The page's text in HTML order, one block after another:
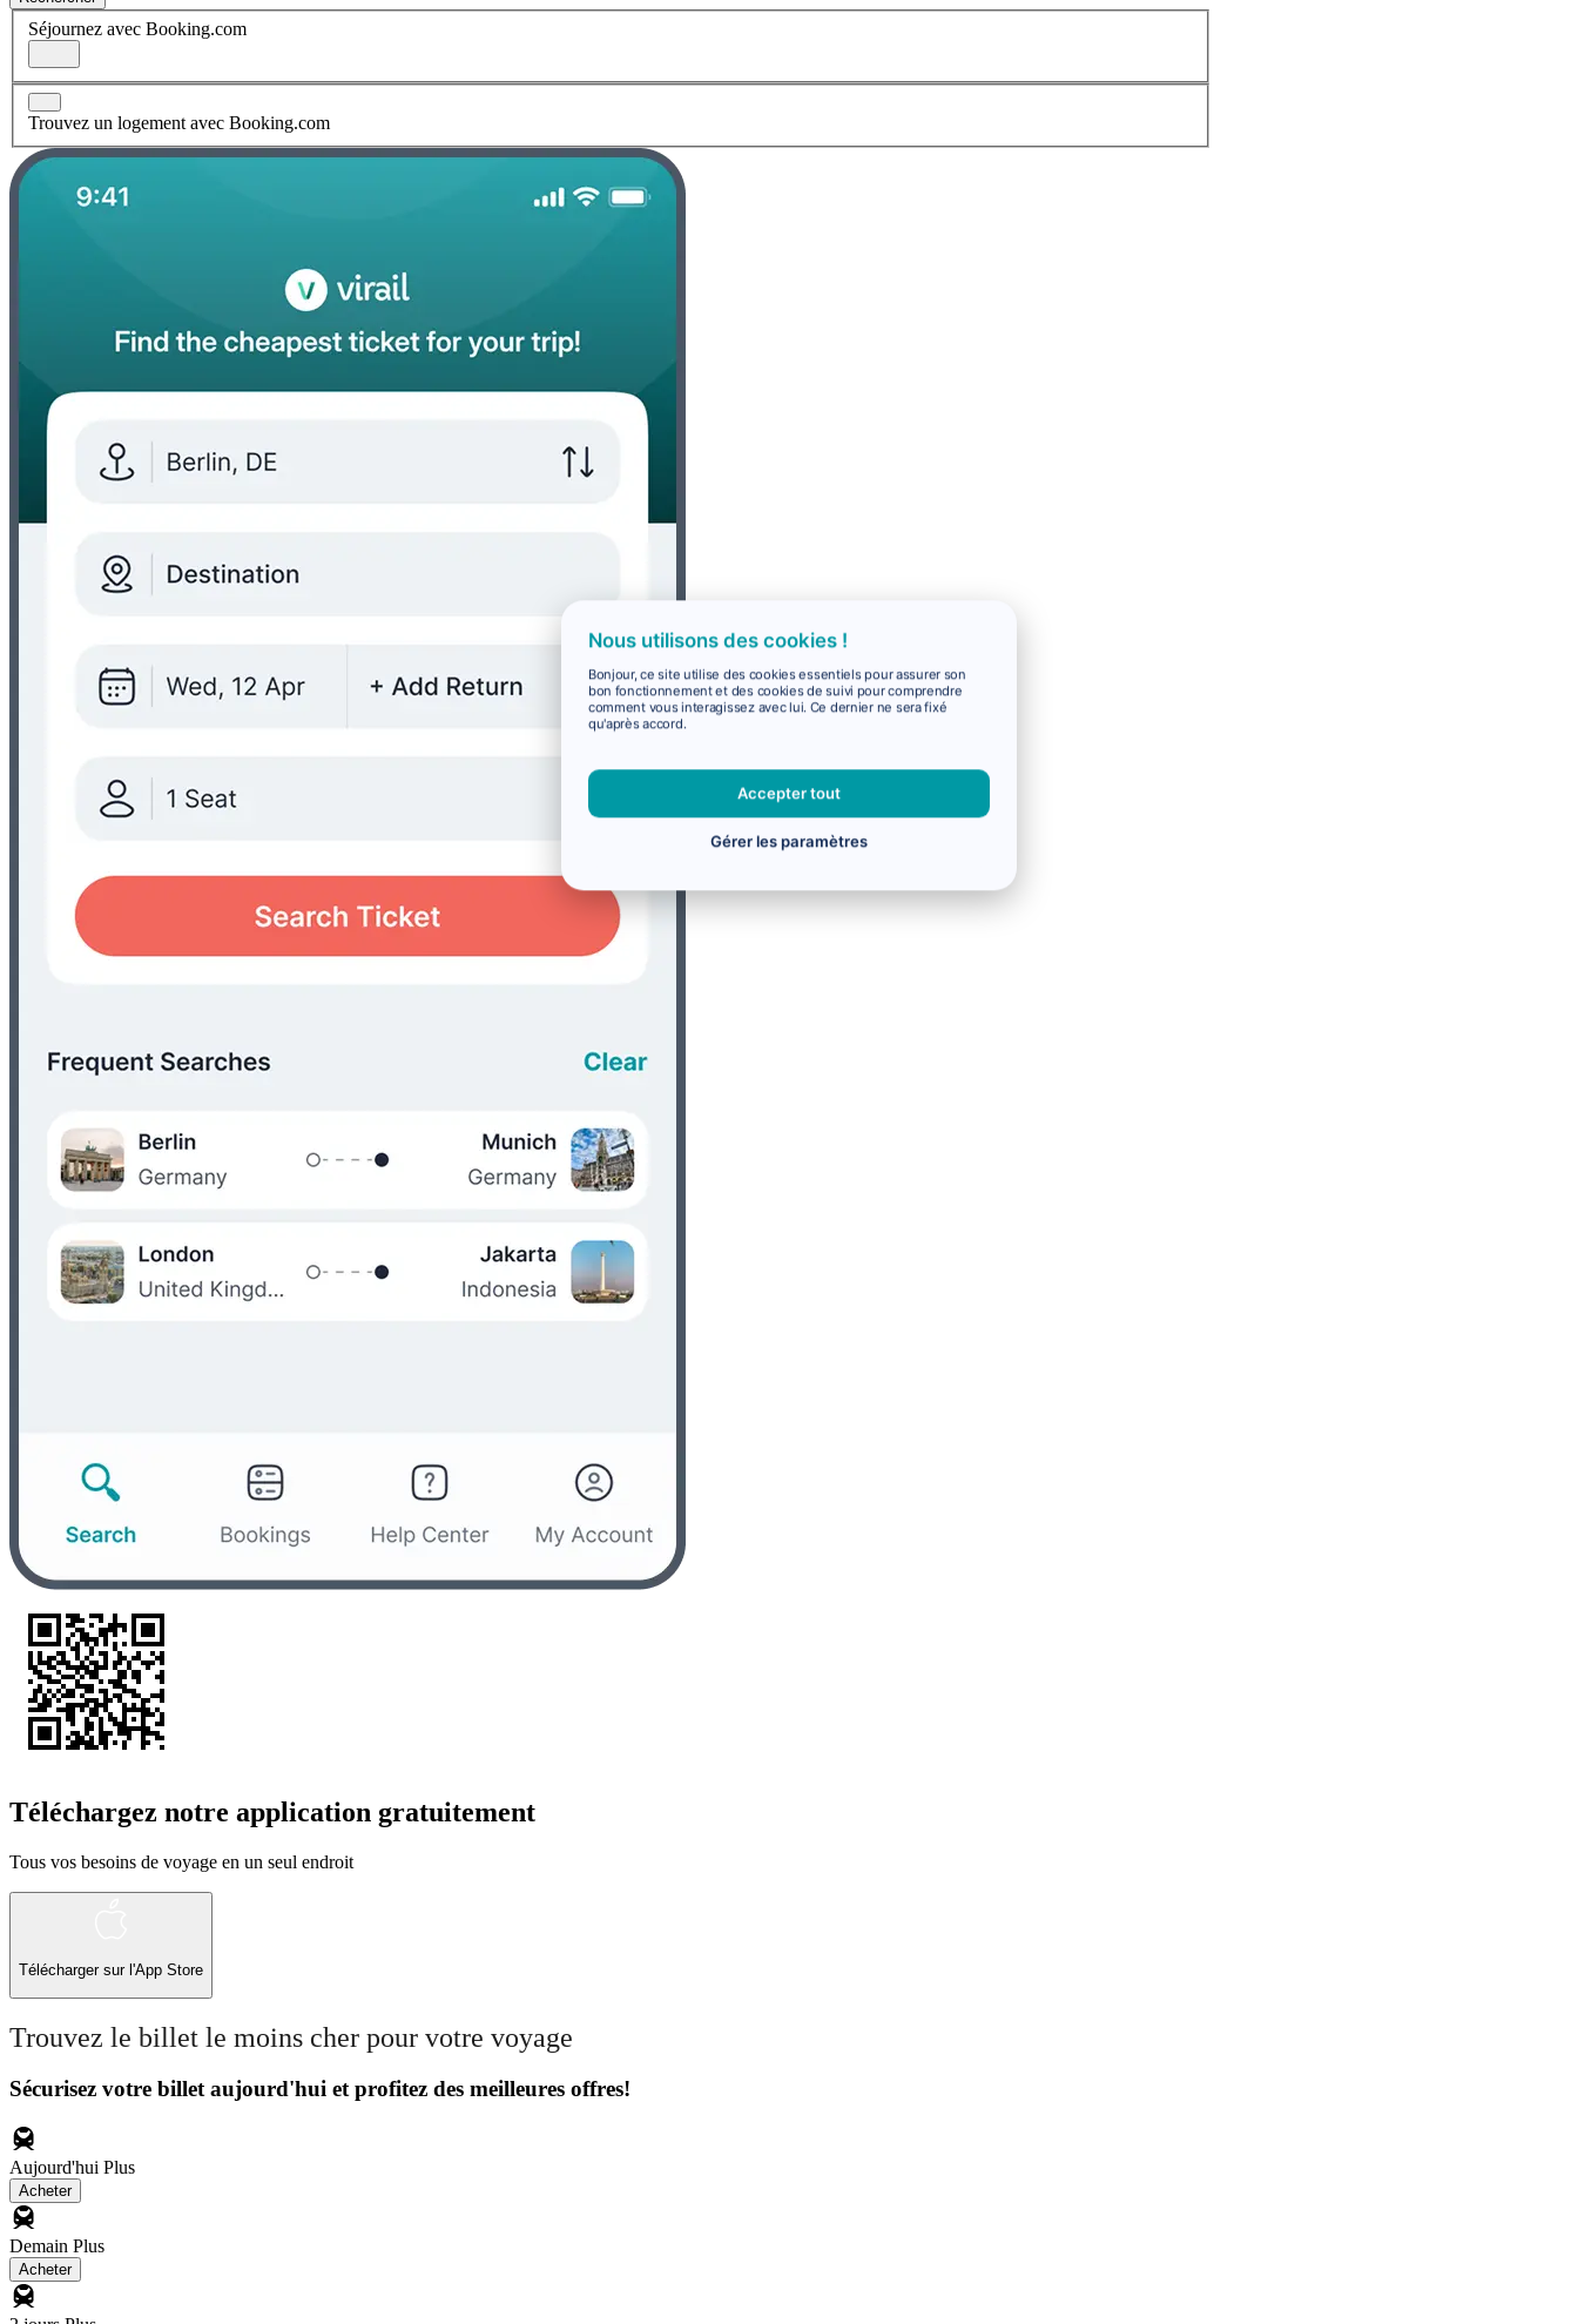
Séjournez avec Booking.com
Trouvez un logement avec Booking.com
Téléchargez notre application gratuitement
Tous vos besoins de voyage en un seul endroit
Télécharger sur l'App Store
Trouvez le billet le moins cher pour votre voyage
Sécurisez votre billet aujourd'hui et profitez des meilleures offres!
Aujourd'hui Plus
Acheter
Demain Plus
Acheter
Nous utilisons des cookies !
Bonjour, ce site utilise des cookies essentiels pour assurer son
bon fonctionnement et des cookies de suivi pour comprendre
comment vous interagissez avec lui. Ce dernier ne sera fixé
qu'après accord.
Accepter tout
Gérer les paramètres